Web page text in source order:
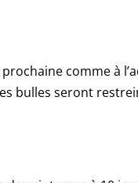
comme à
bulles seront